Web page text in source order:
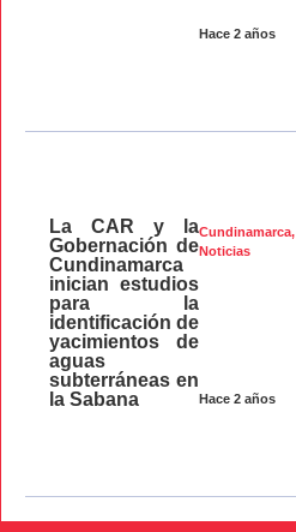
Hace 2 años
Cundinamarca,
Noticias
Hace 2 años
La CAR y la
Gobernación de
Cundinamarca
inician estudios
para la
identificación de
yacimientos de
aguas
subterráneas en
la Sabana